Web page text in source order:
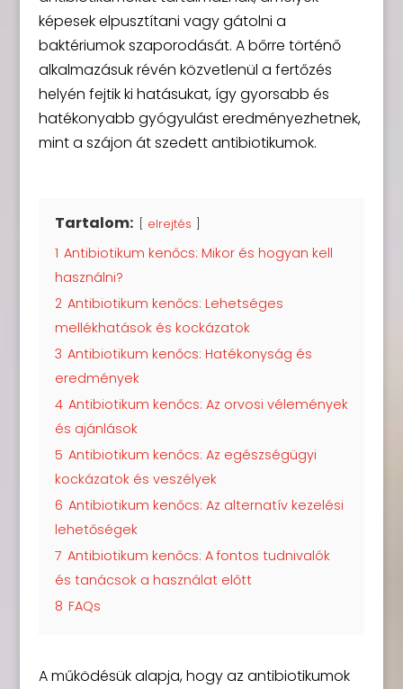
képesek elpusztítani vagy gátolni a
baktériumok szaporodását. A bőrre történő
alkalmazásuk révén közvetlenül a fertőzés
helyén fejtik ki hatásukat, így gyorsabb és
hatékonyabb gyógyulást eredményezhetnek,
mint a szájon át szedett antibiotikumok.
Tartalom: elrejtés
1 Antibiotikum kenőcs: Mikor és hogyan kell
használni?
2 Antibiotikum kenőcs: Lehetséges
mellékhatások és kockázatok
3 Antibiotikum kenőcs: Hatékonyság és
eredmények
4 Antibiotikum kenőcs: Az orvosi vélemények
és ajánlások
5 Antibiotikum kenőcs: Az egészségügyi
kockázatok és veszélyek
6 Antibiotikum kenőcs: Az alternatív kezelési
lehetőségek
7 Antibiotikum kenőcs: A fontos tudnivalók
és tanácsok a használat előtt
8 FAQs
A működésük alapja, hogy az antibiotikumok